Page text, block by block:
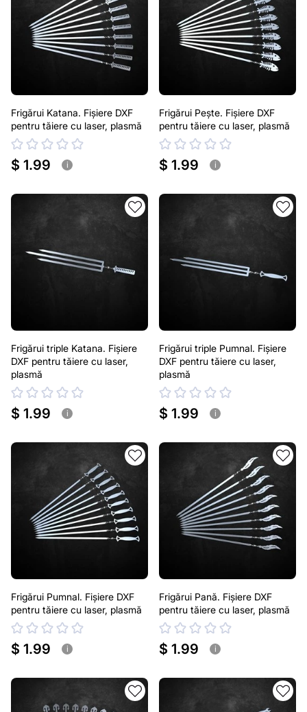
Frigărui Katana. Fișiere DXF
pentru tăiere cu laser, plasmă
$ 1.99 i
Frigărui Pește. Fișiere DXF
pentru tăiere cu laser, plasmă
$ 1.99 i
Frigărui triple Katana. Fișiere
DXF pentru tăiere cu laser,
plasmă
$ 1.99 i
Frigărui triple Pumnal. Fișiere
DXF pentru tăiere cu laser,
plasmă
$ 1.99 i
Frigărui Pumnal. Fișiere DXF
pentru tăiere cu laser, plasmă
$ 1.99 i
Frigărui Pană. Fișiere DXF
pentru tăiere cu laser, plasmă
$ 1.99 i